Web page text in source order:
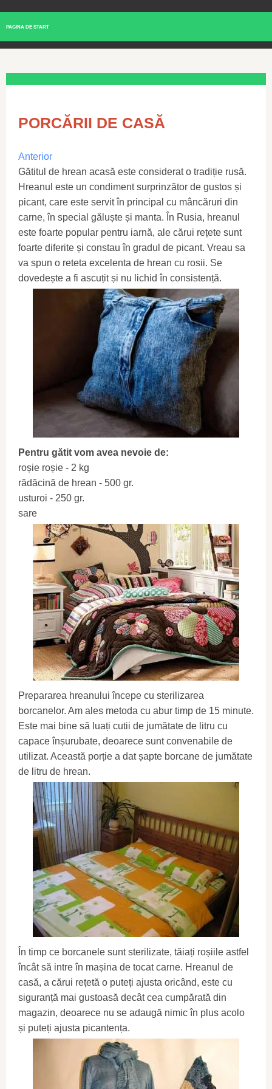
PAGINA DE START
PORCĂRII DE CASĂ
Anterior
Gătitul de hrean acasă este considerat o tradiție rusă.
Hreanul este un condiment surprinzător de gustos și
picant, care este servit în principal cu mâncăruri din
carne, în special găluște și manta. În Rusia, hreanul
este foarte popular pentru iarnă, ale cărui rețete sunt
foarte diferite și constau în gradul de picant. Vreau sa
va spun o reteta excelenta de hrean cu rosii. Se
dovedește a fi ascuțit și nu lichid în consistență.
Pentru gătit vom avea nevoie de:
roșie roșie - 2 kg
rădăcină de hrean - 500 gr.
usturoi - 250 gr.
sare
Prepararea hreanului începe cu sterilizarea
borcanelor. Am ales metoda cu abur timp de 15 minute.
Este mai bine să luați cutii de jumătate de litru cu
capace înșurubate, deoarece sunt convenabile de
utilizat. Această porție a dat șapte borcane de jumătate
de litru de hrean.
În timp ce borcanele sunt sterilizate, tăiați roșiile astfel
încât să intre în mașina de tocat carne. Hreanul de
casă, a cărui rețetă o puteți ajusta oricând, este cu
siguranță mai gustoasă decât cea cumpărată din
magazin, deoarece nu se adaugă nimic în plus acolo
și puteți ajusta picantența.